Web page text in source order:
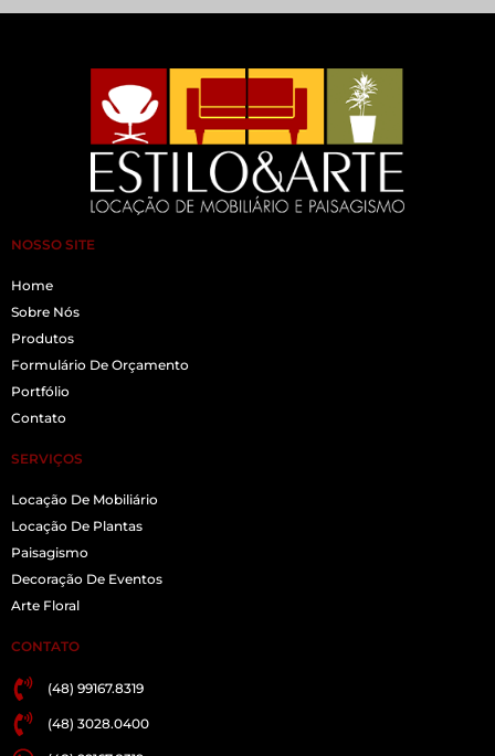
NOSSO SITE
Home
Sobre Nós
Produtos
Formulário De Orçamento
Portfólio
Contato
SERVIÇOS
Locação De Mobiliário
Locação De Plantas
Paisagismo
Decoração De Eventos
Arte Floral
CONTATO
(48) 99167.8319
(48) 3028.0400